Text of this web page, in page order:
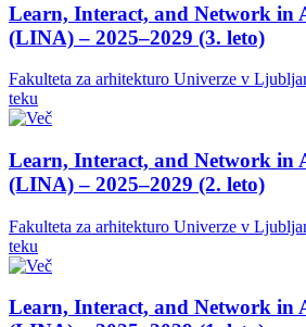
Learn, Interact, and Network in
(LINA) – 2025–2029 (3. leto)
Fakulteta za arhitekturo Univerze v
teku
Learn, Interact, and Network in
(LINA) – 2025–2029 (2. leto)
Fakulteta za arhitekturo Univerze v
teku
Learn, Interact, and Network in